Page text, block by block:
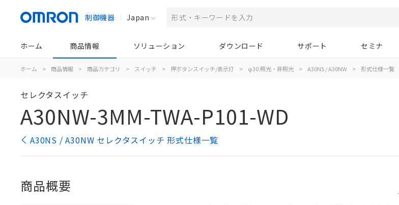
制御機器 Japan
ホーム 商品情報 ソリューション ダウンロード サポート セミナ
ホーム > 商品情報 > 商品カテゴリ > スイッチ > 押ボタンスイッチ/表示灯 > φ30:照光・非照光 > A30NS / A30NW > 形式仕様一覧
セレクタスイッチ
A30NW-3MM-TWA-P101-WD
A30NS / A30NW セレクタスイッチ 形式仕様一覧
商品概要